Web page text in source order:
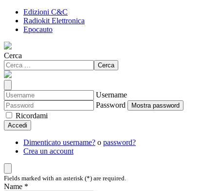
Edizioni C&C
Radiokit Elettronica
Epocauto
Cerca
Cerca
Username
Password
Mostra password
Ricordami
Accedi
Dimenticato username? o password?
Crea un account
Fields marked with an asterisk (*) are required.
Name *